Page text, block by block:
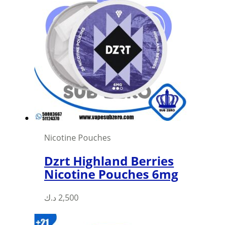
variants.
The
options
may
be
chosen
on
the
product
page
Nicotine Pouches
Dzrt Highland Berries
Nicotine Pouches 6mg
2,500 د.ك